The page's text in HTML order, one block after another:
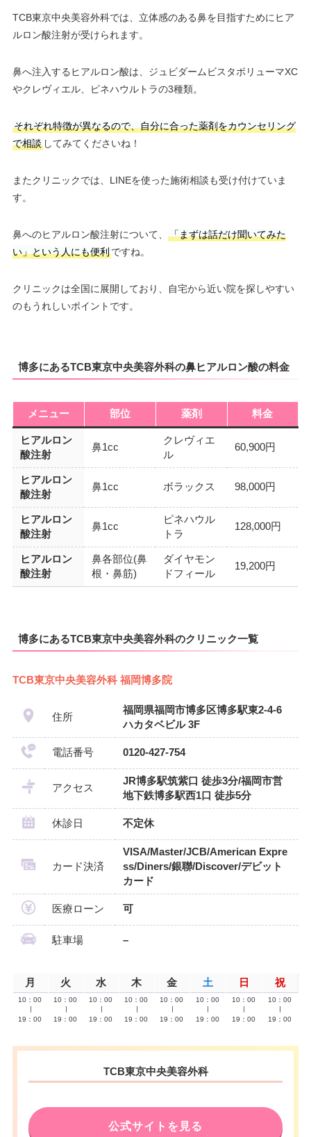
TCB東京中央美容外科では、立体感のある鼻を目指すためにヒア
ルロン酸注射が受けられます。
鼻へ注入するヒアルロン酸は、ジュビダームビスタボリューマXC
やクレヴィエル、ピネハウルトラの3種類。
それぞれ特徴が異なるので、自分に合った薬剤をカウンセリング
で相談してみてくださいね！
またクリニックでは、LINEを使った施術相談も受け付けていま
す。
鼻へのヒアルロン酸注射について、
「まずは話だけ聞いてみた
い」という人にも便利ですね。
クリニックは全国に展開しており、自宅から近い院を探しやすい
のもうれしいポイントです。
博多にあるTCB東京中央美容外科の鼻ヒアルロン酸の料金
メニュー 部位 薬剤 料金
ヒアルロン
酸注射
鼻1cc
クレヴィエ
ル
60,900円
ヒアルロン
酸注射
鼻1cc ボラックス 98,000円
ヒアルロン
酸注射
鼻1cc
ピネハウル
トラ
128,000円
ヒアルロン
酸注射
鼻各部位(鼻
根・鼻筋)
ダイヤモン
ドフィール
19,200円
博多にあるTCB東京中央美容外科のクリニック一覧
TCB東京中央美容外科 福岡博多院
住所
福岡県福岡市博多区博多駅東2-4-6
ハカタベビル 3F
電話番号 0120-427-754
アクセス
JR博多駅筑紫口 徒歩3分/福岡市営
地下鉄博多駅西1口 徒歩5分
休診日 不定休
カード決済
VISA/Master/JCB/American Expre
ss/Diners/銀聯/Discover/デビット
カード
医療ローン 可
駐車場 –
月 火 水 木 金 土 日 祝
10：00
19：00
10：00
19：00
10：00
19：00
10：00
19：00
10：00
19：00
10：00
19：00
10：00
19：00
10：00
19：00
TCB東京中央美容外科
公式サイトを見る